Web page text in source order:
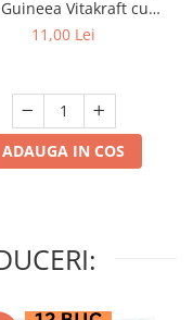
Vitakraft cu
& nuci 2 buc
11,00 Lei
ADAUGA IN COS